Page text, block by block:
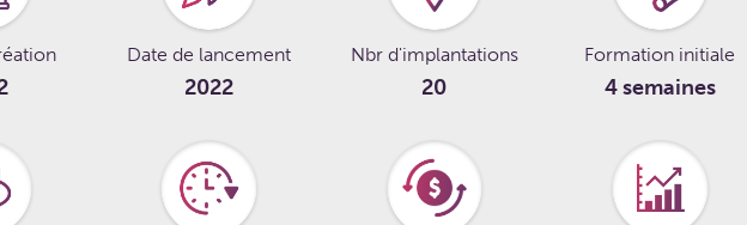
Date de lancement
2022
Nbr d'implantations
20
Formation initiale
4 semaines